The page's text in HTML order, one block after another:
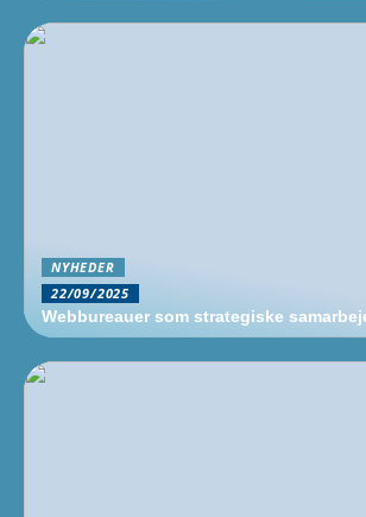
NYHEDER
22/09/2025
Webbureauer som strategiske